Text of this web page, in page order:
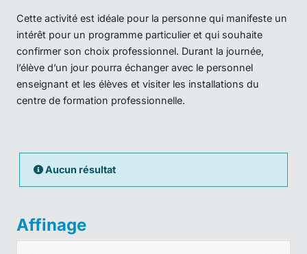
Cette activité est idéale pour la personne qui manifeste un
intérêt pour un programme particulier et qui souhaite
confirmer son choix professionnel. Durant la journée,
l’élève d’un jour pourra échanger avec le personnel
enseignant et les élèves et visiter les installations du
centre de formation professionnelle.
Aucun résultat
Affinage